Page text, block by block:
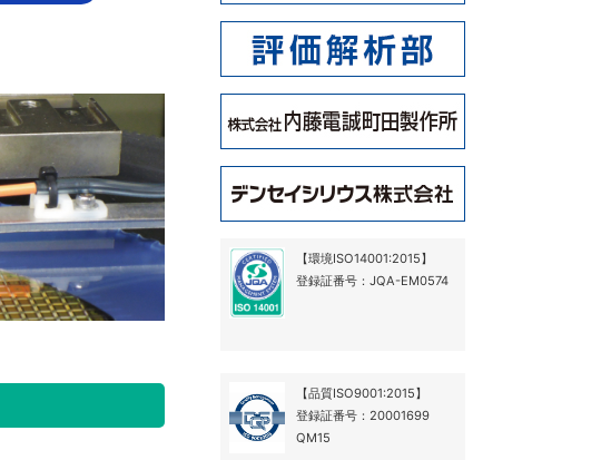
【環境ISO14001:2015】
登録証番号：JQA-EM0574
【品質ISO9001:2015】
登録証番号：20001699
QM15